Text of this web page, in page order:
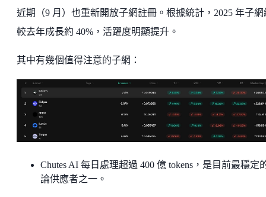
近期（9 月）也重新開放子網註冊。根據統計，2025 年子網
較去年成長約 40%，活躍度明顯提升。
其中有幾個值得注意的子網：
Chutes AI 每日處理超過 400 億 tokens，是目前最穩定
論供應者之一。